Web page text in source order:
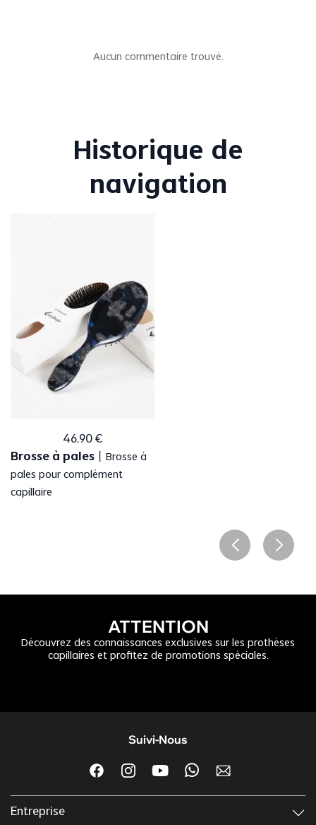
Aucun commentaire trouvé.
Historique de
navigation
46,90 €
Brosse à pales
Brosse à
pales pour complément
capillaire
ATTENTION
Découvrez des connaissances exclusives sur les prothèses
capillaires et profitez de promotions spéciales.
Entreprise
Suivi-Nous